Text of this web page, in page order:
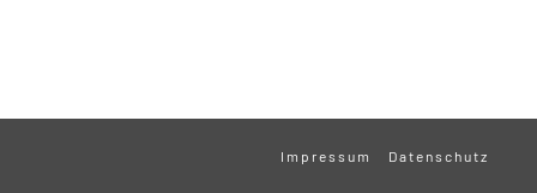
Impressum Datenschutz